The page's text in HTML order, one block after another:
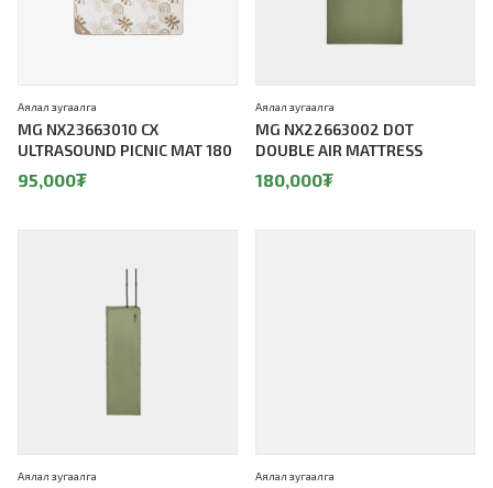
MG NX23663010 CX
ULTRASOUND PICNIC MAT 180
Аялал зугаалга
95,000₮
MG NX22663002 DOT
DOUBLE AIR MATTRESS
Аялал зугаалга
180,000₮
Аялал зугаалга Аялал зугаалга